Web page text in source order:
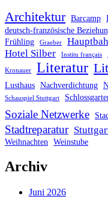
Architektur Barcamp
deutsch-französische
Frühling Graeber
Hotel Silber Institu français
Kronauer Literatur
Lusthaus Nachverdichtung
Schauspiel Stuttgart
Soziale Netzwerke
Stadtreparatur
Weihnachten Weinstube
Archiv
Juni 2026